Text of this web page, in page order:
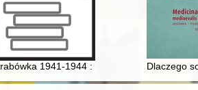
1941-1944 : masowe egzekucje w
Dlaczego